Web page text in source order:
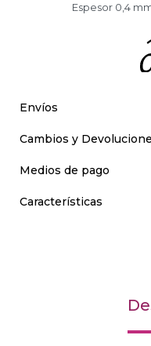
Espesor 0,4
Envíos
Cambios y
Medios de pago
Características